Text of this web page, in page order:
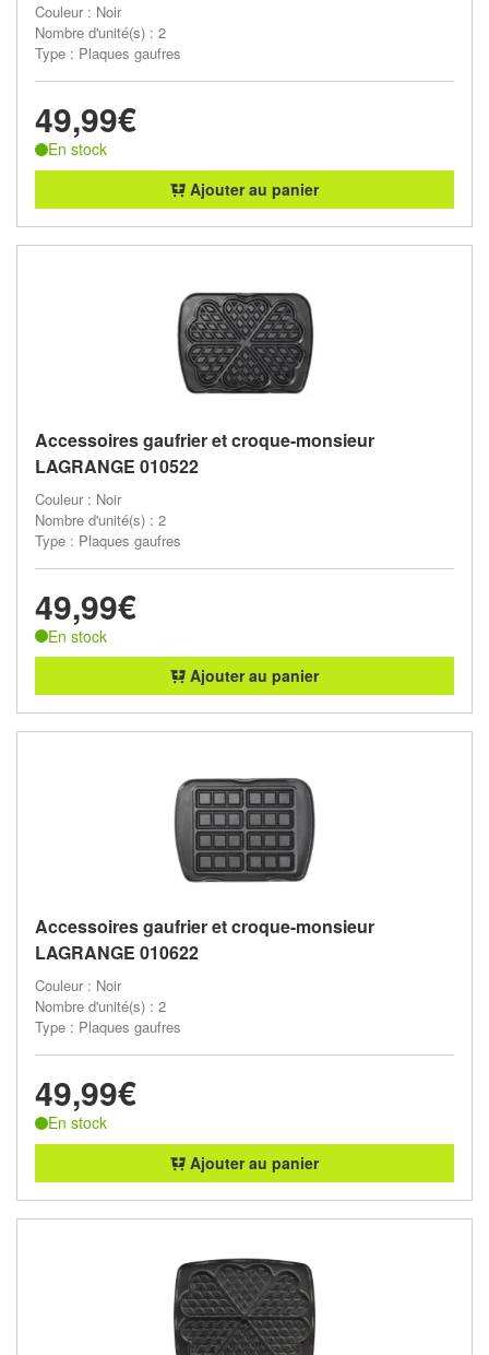
Couleur : Noir
Nombre d'unité(s) : 2
Type : Plaques gaufres
49,99€
En stock
Ajouter au panier
Accessoires gaufrier et croque-monsieur
LAGRANGE 010522
Couleur : Noir
Nombre d'unité(s) : 2
Type : Plaques gaufres
49,99€
En stock
Ajouter au panier
Accessoires gaufrier et croque-monsieur
LAGRANGE 010622
Couleur : Noir
Nombre d'unité(s) : 2
Type : Plaques gaufres
49,99€
En stock
Ajouter au panier